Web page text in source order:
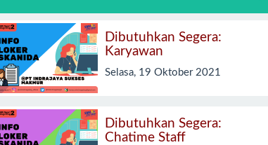
Dibutuhkan Segera:
Karyawan
Selasa, 19 Oktober 2021
Dibutuhkan Segera:
Chatime Staff